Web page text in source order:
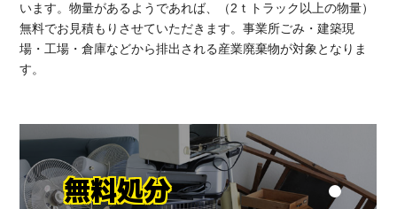
います。物量があるようであれば、（2ｔトラック以上の物量）
無料でお見積もりさせていただきます。事業所ごみ・建築現
場・工場・倉庫などから排出される産業廃棄物が対象となりま
す。
無料処分